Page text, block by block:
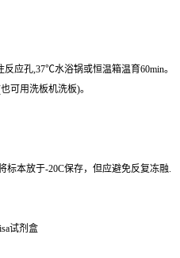
应孔,37℃水浴锅或恒温箱温育60min。
可用洗板机洗板)。
标本放于-20C保存，但应避免反复冻融.
试剂盒